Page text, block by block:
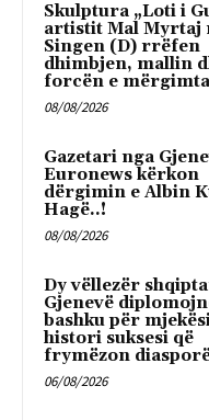
Skulptura „Loti i
artistit Mal Myrtaj
Singen (D) rrëfen
dhimbjen, mallin
forcën e
08/08/2026
Gazetari nga
Euronews kërkon
dërgimin e Albin
Hagë..!
08/08/2026
Dy vëllezër
Gjenevë
bashku për
histori suksesi që
frymëzon
06/08/2026